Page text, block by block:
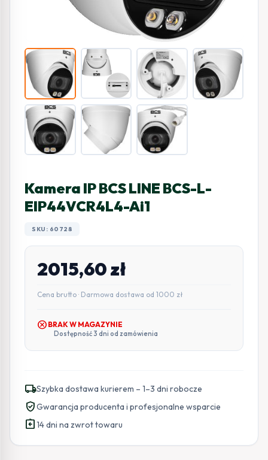
Kamera IP BCS LINE BCS-L-
EIP44VCR4L4-Ai1
SKU: 60728
2015,60zł
Cena brutto · Darmowa dostawa od 1000 zł
cancel BRAK W MAGAZYNIE
Dostępność 3 dni od zamówienia
local_shippingSzybka dostawa kurierem – 1–3 dni robocze
verified_userGwarancja producenta i profesjonalne wsparcie
assignment_return14 dni na zwrot towaru